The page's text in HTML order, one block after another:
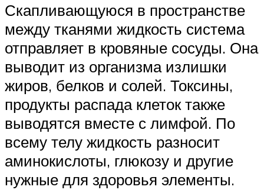
Скапливающуюся в пространстве
между тканями жидкость система
отправляет в кровяные сосуды. Она
выводит из организма излишки
жиров, белков и солей. Токсины,
продукты распада клеток также
выводятся вместе с лимфой. По
всему телу жидкость разносит
аминокислоты, глюкозу и другие
нужные для здоровья элементы.